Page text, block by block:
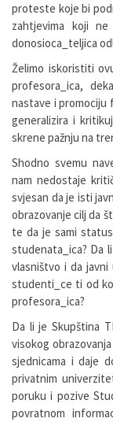
proteste koje bi
zahtjevima koji
donosioca_teljica
Želimo iskoristiti
profesora_ica,
nastave i promociju
generalizira i
skrene pažnju na
Shodno svemu
nam nedostaje
svjesan da je isti
obrazovanje cilj da
te da je sami
studenata_ica? Da
vlasništvo i da
studenti_ce ti od
profesora_ica?
Da li je Skupština
visokog
sjednicama i daje
privatnim
poruku i pozive
povratnom